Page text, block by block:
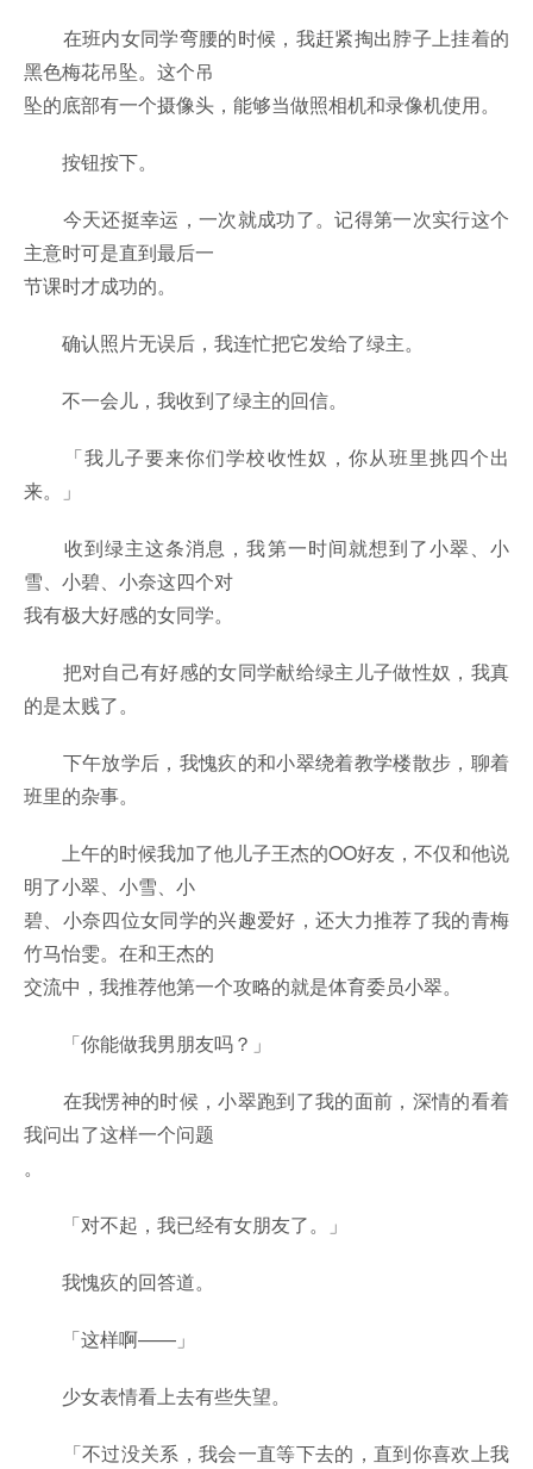
在班内女同学弯腰的时候，我赶紧掏出脖子上挂着的
黑色梅花吊坠。这个吊
坠的底部有一个摄像头，能够当做照相机和录像机使用。
按钮按下。
今天还挺幸运，一次就成功了。记得第一次实行这个
主意时可是直到最后一
节课时才成功的。
确认照片无误后，我连忙把它发给了绿主。
不一会儿，我收到了绿主的回信。
「我儿子要来你们学校收性奴，你从班里挑四个出
来。」
收到绿主这条消息，我第一时间就想到了小翠、小
雪、小碧、小奈这四个对
我有极大好感的女同学。
把对自己有好感的女同学献给绿主儿子做性奴，我真
的是太贱了。
下午放学后，我愧疚的和小翠绕着教学楼散步，聊着
班里的杂事。
上午的时候我加了他儿子王杰的OO好友，不仅和他说
明了小翠、小雪、小
碧、小奈四位女同学的兴趣爱好，还大力推荐了我的青梅
竹马怡雯。在和王杰的
交流中，我推荐他第一个攻略的就是体育委员小翠。
「你能做我男朋友吗？」
在我愣神的时候，小翠跑到了我的面前，深情的看着
我问出了这样一个问题
。
「对不起，我已经有女朋友了。」
我愧疚的回答道。
「这样啊——」
少女表情看上去有些失望。
「不过没关系，我会一直等下去的，直到你喜欢上我